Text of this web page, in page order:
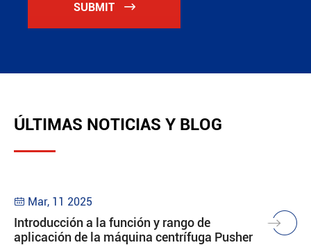
SUBMIT 
ÚLTIMAS NOTICIAS Y BLOG
 Mar, 11 2025
Introducción a la función y rango de
aplicación de la máquina centrífuga Pusher